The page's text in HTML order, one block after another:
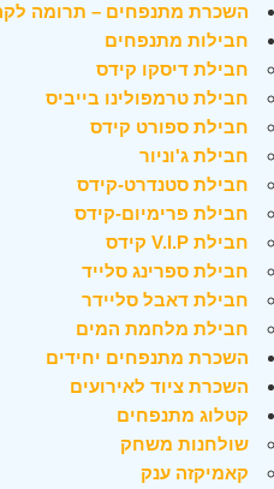
השכרת מתנפחים – תרומה
חבילות מתנפחים
חבילת דיסקו קידס
חבילת טרמפולינו בייביס
חבילת ספורט קידס
חבילת ג'וניור
חבילת סטנדרט-קידס
חבילת פרימיום-קידס
חבילת V.I.P קידס
חבילת ספרינג סלייד
חבילת דאבל סליידר
חבילת מלחמת המים
השכרת מתנפחים יחידים
השכרת ציוד לאירועים
קטלוג מתנפחים
שולחנות משחק
קאמיקזה ענק